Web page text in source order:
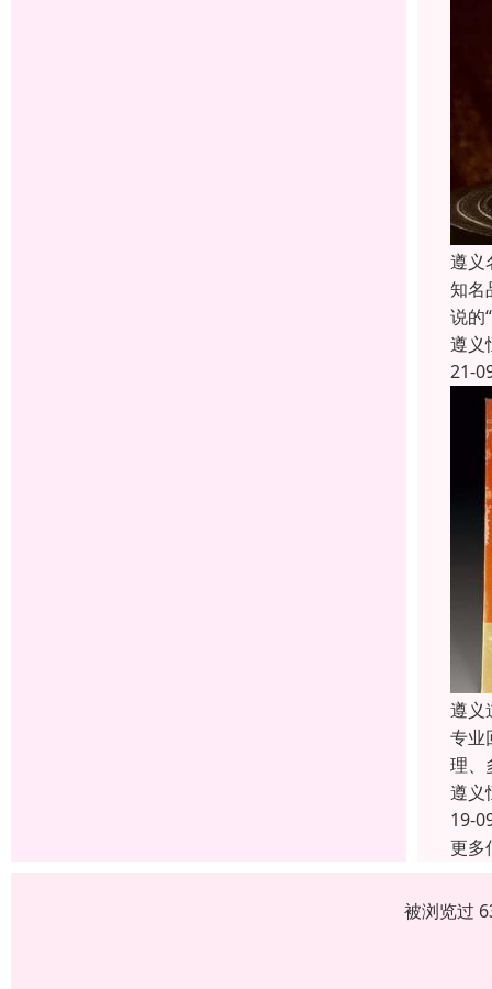
遵义
知名
说的
遵义
21-
遵义
专业
理、
遵义
19-
更多
被浏览过